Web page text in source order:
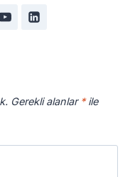
Gerekli alanlar *ile